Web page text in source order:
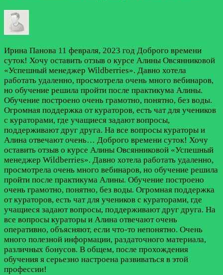
Ирина Панова 11 февраля, 2023 год Доброго времени
суток! Хочу оставить отзыв о курсе Алины Овсянниковой
«Успешный менеджер Wildberries». Давно хотела
работать удаленно, просмотрела очень много вебинаров,
но обучение решила пройти после практикума Алины.
Обучение построено очень грамотно, понятно, без воды.
Огромная поддержка от кураторов, есть чат для учеников
с кураторами, где учащиеся задают вопросы,
поддерживают друг друга. На все вопросы кураторы и
Алина отвечают очень… Доброго времени суток! Хочу
оставить отзыв о курсе Алины Овсянниковой «Успешный
менеджер Wildberries». Давно хотела работать удаленно,
просмотрела очень много вебинаров, но обучение решила
пройти после практикума Алины. Обучение построено
очень грамотно, понятно, без воды. Огромная поддержка
от кураторов, есть чат для учеников с кураторами, где
учащиеся задают вопросы, поддерживают друг друга. На
все вопросы кураторы и Алина отвечают очень
оперативно, объясняют, если что-то непонятно. Очень
много полезной информации, раздаточного материала,
различных бонусов. В общем, после прохождения
обучения я серьезно настроена развиваться в этой
профессии!